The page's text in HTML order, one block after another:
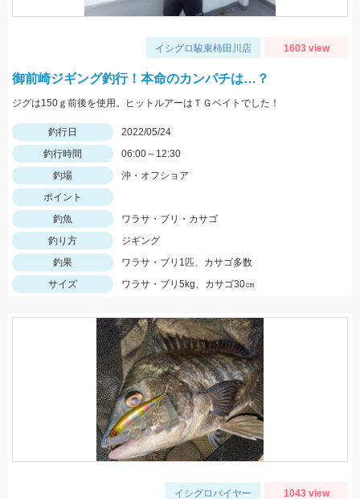
イシグロ駿東柿田川店 1603 view
御前崎ジギング釣行！本命のカンパチは…？
ジグは150ｇ前後を使用。ヒットルアーはＴＧベイトでした！
釣行日
2022/05/24
釣行時間
06:00～12:30
釣場
沖・オフショア
ポイント
釣魚
ワラサ・ブリ・カサゴ
釣り方
ジギング
釣果
ワラサ・ブリ1匹、カサゴ多数
サイズ
ワラサ・ブリ5kg、カサゴ30㎝
イシグロバイヤー 1043 view